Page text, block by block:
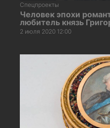
Спецпроекты
Человек эпохи
любитель князь
2 июля 2020 12:00